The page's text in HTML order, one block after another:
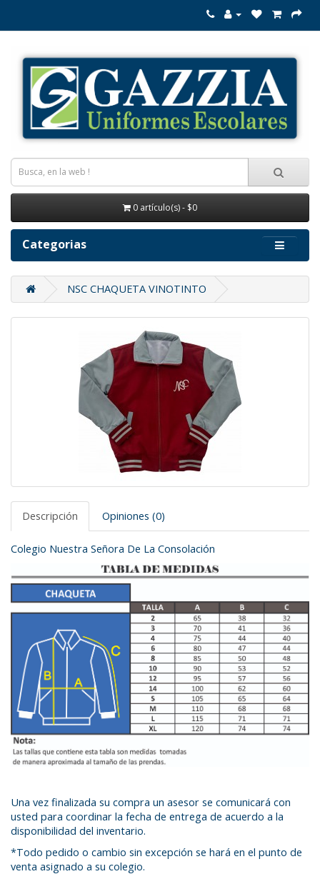
0 artículo(s) - $0
Categorias
NSC CHAQUETA VINOTINTO
Descripción Opiniones (0)
Colegio Nuestra Señora De La Consolación
Una vez finalizada su compra un asesor se comunicará con
usted para coordinar la fecha de entrega de acuerdo a la
disponibilidad del inventario.
*Todo pedido o cambio sin excepción se hará en el punto de
venta asignado a su colegio.